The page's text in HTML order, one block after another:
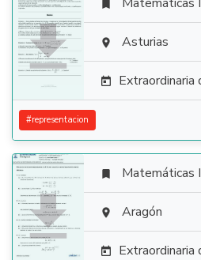
  Asturias

#representacion

 Matemáticas
 Aragón
